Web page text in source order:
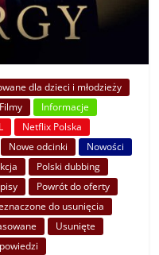
dla dzieci i młodzieży
Filmy
Informacje
Netflix Polska
Nowe odcinki
Nowości
Polski dubbing
Powrót do oferty
do usunięcia
Usunięte